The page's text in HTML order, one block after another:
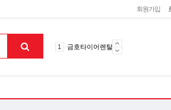
회원가입
1 금호타이어렌탈
3 라파402